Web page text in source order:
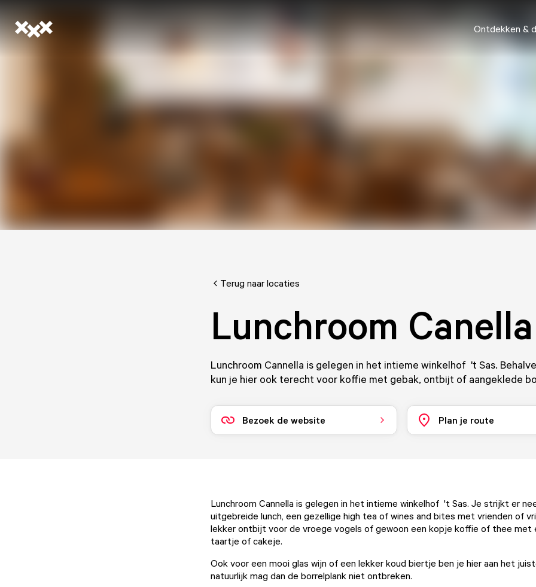
Ontdekken &
Terug naar locaties
Lunchroom Canella
Lunchroom Cannella is gelegen in het intieme winkelhof 't Sas.
kun je hier ook terecht voor koffie met gebak, ontbijt of aangeklede
Bezoek de website Plan je route
Lunchroom Cannella is gelegen in het intieme winkelhof 't Sas. Je strijkt er
uitgebreide lunch, een gezellige high tea of wines and bites met vrienden of
lekker ontbijt voor de vroege vogels of gewoon een kopje koffie of thee met
taartje of cakeje.
Ook voor een mooi glas wijn of een lekker koud biertje ben je hier aan het
natuurlijk mag dan de borrelplank niet ontbreken.